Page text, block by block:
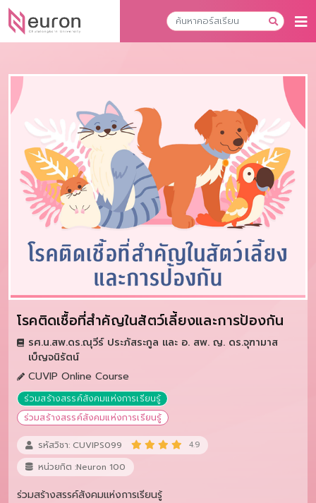
โรคติดเชื้อที่สำคัญในสัตว์เลี้ยงและการป้องกัน
รศ.น.สพ.ดร.ณุวีร์ ประภัสระกูล และ อ. สพ. ญ. ดร.จุฑามาส
เบ็ญจนิรัตน์
CUVIP Online Course
ร่วมสร้างสรรค์สังคมแห่งการเรียนรู้
ร่วมสร้างสรรค์สังคมแห่งการเรียนรู้
รหัสวิชา: CUVIPS099 4.9
หน่วยกิต :Neuron 100
ร่วมสร้างสรรค์สังคมแห่งการเรียนรู้